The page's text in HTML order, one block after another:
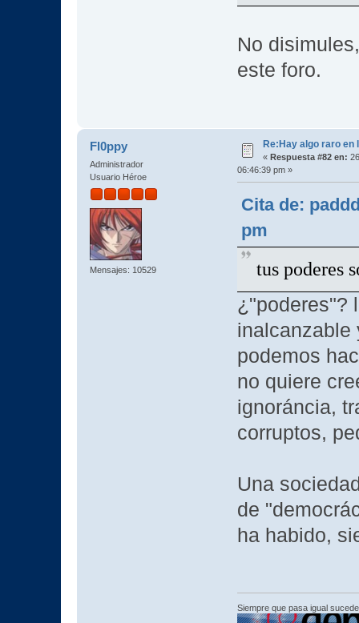
No
este foro.
Fl0ppy
Administrador
Usuario Héroe
Mensajes: 10529
Re:Hay algo raro en
« Respuesta #82 en:
06:46:39 pm »
Cita de:
pm
tus poderes
¿"poderes"?
inalcanzable
podemos
no quiere
ignoráncia,
corruptos,
Una
de
ha habido,
Siempre que pasa igual